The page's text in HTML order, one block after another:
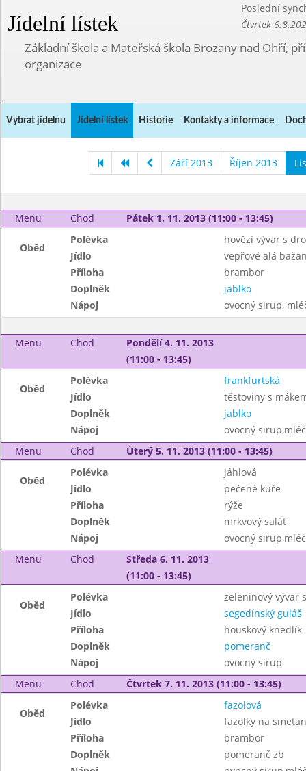
Jídelní lístek
Poslední
Čtvrtek
Základní škola a Mateřská škola Brozany nad Ohří,
organizace
Vybrat jídelnu Jídelní lístek Historie Kontakty a informace
Září 2013 Říjen 2013
Menu Chod Pátek 1. 11. 2013 (11:00 - 13:45)
Oběd
Polévka
hovězí vývar s
Jídlo
vepřové alá
Příloha
brambor
Doplněk
jablko
Nápoj
ovocný sirup,
Menu Chod
Pondělí 4. 11. 2013
(11:00 - 13:45)
Oběd
Polévka
frankfurtská
Jídlo
těstoviny s
Doplněk
jablko
Nápoj
ovocný
Menu
Chod Úterý 5. 11. 2013 (11:00 - 13:45)
Oběd
Polévka
jáhlová
Jídlo
pečené kuře
Příloha
rýže
Doplněk
mrkvový salát
Nápoj
ovocný
Menu
Chod
Středa 6. 11. 2013
(11:00 - 13:45)
Oběd
Polévka
zeleninový vývar
Jídlo
segedínský guláš
Příloha
houskový knedlík
Doplněk
pomeranč
Nápoj
ovocný sirup
Menu
Chod Čtvrtek 7. 11. 2013 (11:00 - 13:45)
Oběd
Polévka
fazolová
Jídlo
fazolky na
Příloha
brambor
Doplněk
pomeranč zb